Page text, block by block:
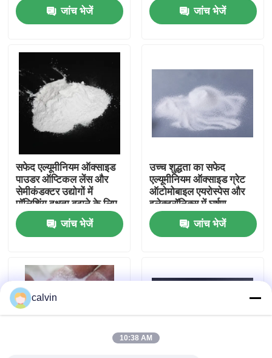
हमारे बारे में
फैक्टरी यात्रा
गुणवत्ता नियंत्रण
हमसे संपर्क करें
एक बोली का अनुरोध
सिरेमिक ब्लास्टिंग मीडिया
सिरेमिक बीड ब्लास्टिंग
ऑक्साइड ग्रिट
जांच भेजें जांच भेजें
सफेद एल्यूमीनियम ऑक्साइड
पाउडर ऑप्टिकल लेंस और
सेमीकंडक्टर उद्योगों में
पॉलिशिंग दक्षता बढ़ाने के लिए
डिज़ाइन किया गया है
जांच भेजें
उच्च शुद्धता का सफेद
एल्यूमीनियम ऑक्साइड ग्रेट
ऑटोमोबाइल एयरोस्पेस और
इलेक्ट्रॉनिक्स में घर्षण
विस्फोट पीसने और चमकाने
के लिए
जांच भेजें
calvin
10:38 AM